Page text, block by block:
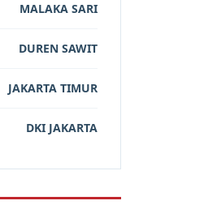
MALAKA SARI
DUREN SAWIT
JAKARTA TIMUR
DKI JAKARTA